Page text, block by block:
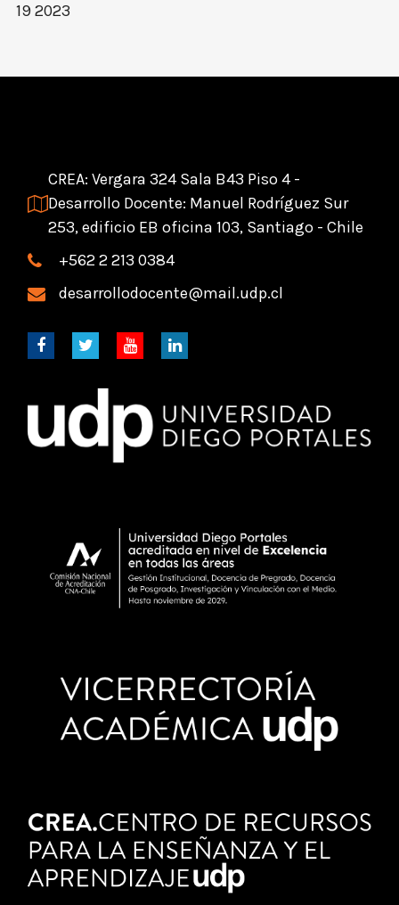
19 2023
CREA: Vergara 324 Sala B43 Piso 4 -
Desarrollo Docente: Manuel Rodríguez Sur
253, edificio EB oficina 103, Santiago - Chile
+562 2 213 0384
desarrollodocente@mail.udp.cl